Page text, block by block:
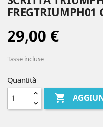
FREGTRIUMPH01
29,00 €
Tasse incluse
Quantità
